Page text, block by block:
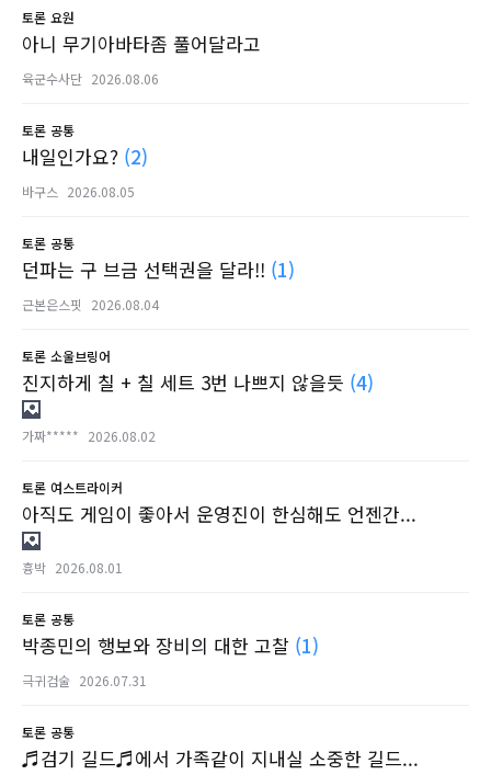
토론 요원
아니 무기아바타좀 풀어달라고
육군수사단 2026.08.06
토론 공통
내일인가요? (2)
바구스 2026.08.05
토론 공통
던파는 구 브금 선택권을 달라!! (1)
근본은스핏 2026.08.04
토론 소울브링어
진지하게 칠 + 칠 세트 3번 나쁘지 않을듯 (4)
가짜***** 2026.08.02
토론 여스트라이커
아직도 게임이 좋아서 운영진이 한심해도 언젠간...
흉박 2026.08.01
토론 공통
박종민의 행보와 장비의 대한 고찰 (1)
극귀검술 2026.07.31
토론 공통
♬검기 길드♬에서 가족같이 지내실 소중한 길드...